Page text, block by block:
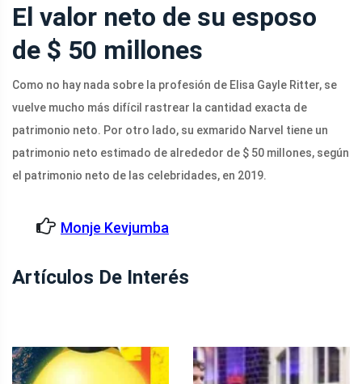
El valor neto de su esposo
de $ 50 millones
Como no hay nada sobre la profesión de Elisa Gayle Ritter, se
vuelve mucho más difícil rastrear la cantidad exacta de
patrimonio neto. Por otro lado, su exmarido Narvel tiene un
patrimonio neto estimado de alrededor de $ 50 millones, según
el patrimonio neto de las celebridades, en 2019.
Monje Kevjumba
Artículos De Interés